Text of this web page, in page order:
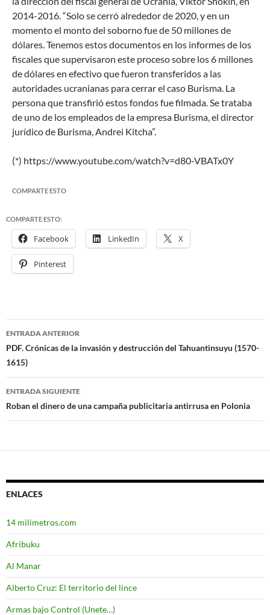
2014-2016. “Solo se cerró alrededor de 2020, y en un
momento el monto del soborno fue de 50 millones de
dólares. Tenemos estos documentos en los informes de los
fiscales que supervisaron este proceso sobre los 6 millones
de dólares en efectivo que fueron transferidos a las
autoridades ucranianas para cerrar el caso Burisma. La
persona que transfirió estos fondos fue filmada. Se trataba
de uno de los empleados de la empresa Burisma, el director
jurídico de Burisma, Andrei Kitcha”.
(*) https://www.youtube.com/watch?v=d80-VBATx0Y
COMPARTE ESTO
COMPARTE ESTO:
Facebook LinkedIn X
Pinterest
Navegación
de
entradas
ENTRADA ANTERIOR
PDF. Crónicas de la invasión y destrucción del Tahuantinsuyu (1570-
1615)
ENTRADA SIGUIENTE
Roban el dinero de una campaña publicitaria antirrusa en Polonia
ENLACES
14 milimetros.com
Afribuku
Al Manar
Alberto Cruz: El territorio del lince
Armas bajo Control (Unete…)